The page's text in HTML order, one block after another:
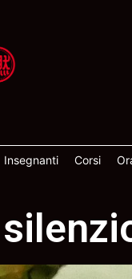
Insegnanti Corsi